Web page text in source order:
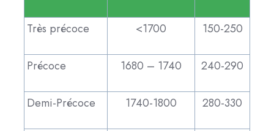
Très précoce <1700 150-250
Précoce 1680 – 1740 240-290
Demi-Précoce 1740-1800 280-330